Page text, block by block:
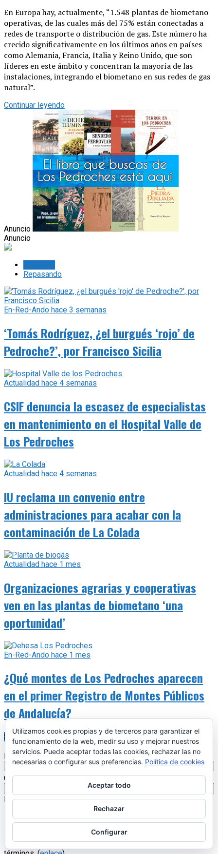
En Europa hay, actualmente, “1.548 plantas de biometano
operativas, de las cuales más del 75% están conectadas a
redes de transporte o distribución de gas. Este número ha
crecido significativamente en los últimos años en países
como Alemania, Francia, Italia y Reino Unido, que son
líderes en este ámbito y concentran la mayoría de las
instalaciones, integrando el biometano en sus redes de gas
natural”.
Continuar leyendo
Anuncio
Anuncio
Repasando
En-Red-Ando hace 3 semanas
‘Tomás Rodríguez, ¿el burgués ‘rojo’ de
Pedroche?’, por Francisco Sicilia
Actualidad hace 4 semanas
CSIF denuncia la escasez de especialistas
en mantenimiento en el Hospital Valle de
Los Pedroches
Actualidad hace 4 semanas
IU reclama un convenio entre
administraciones para acabar con la
contaminación de La Colada
Actualidad hace 1 mes
Organizaciones agrarias y cooperativas
ven en las plantas de biometano ‘una
oportunidad’
En-Red-Ando hace 1 mes
¿Qué montes de Los Pedroches aparecen
en el primer Registro de Montes Públicos
de Andalucía?
SUSCRIPCIONES
Nombre y apellidos
Correo electrónico*
Listas
Actualidad
Librería 17pueblos.es
Estoy de acuerdo con la política de privacidad y los
Utilizamos cookies propias y de terceros para garantizar el
funcionamiento de la web, medir su uso y mejorar nuestros
servicios. Puede aceptar todas las cookies, rechazar las no
necesarias o configurar sus preferencias. Política de cookies
Aceptar todo
Rechazar
Configurar